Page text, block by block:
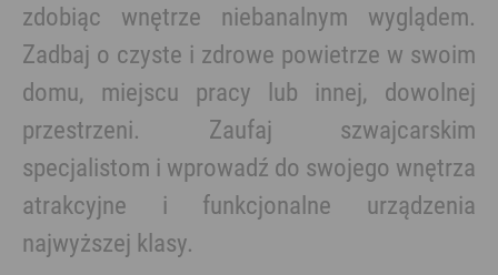
zdobiąc wnętrze niebanalnym wyglądem.
Zadbaj o czyste i zdrowe powietrze w swoim
domu, miejscu pracy lub innej, dowolnej
przestrzeni. Zaufaj szwajcarskim
specjalistom i wprowadź do swojego wnętrza
atrakcyjne i funkcjonalne urządzenia
najwyższej klasy.